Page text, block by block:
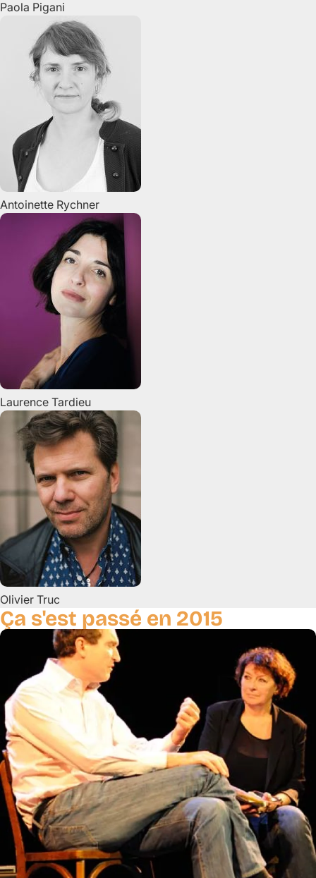
Paola Pigani
Antoinette Rychner
Laurence Tardieu
Olivier Truc
Ça s'est passé en 2015